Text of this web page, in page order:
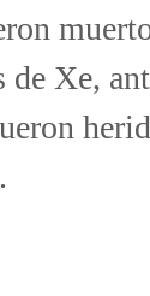
de Xe,